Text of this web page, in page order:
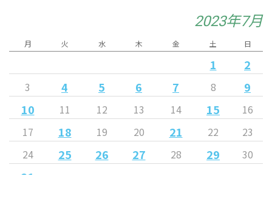
2023年7月
月 火 水 木 金 土 日
1 2
3 4 5 6 7 8
9
10
11 12 13 14 15
16
17
18 19 20 21 22
23
24
25 26 27 28 29 30
31